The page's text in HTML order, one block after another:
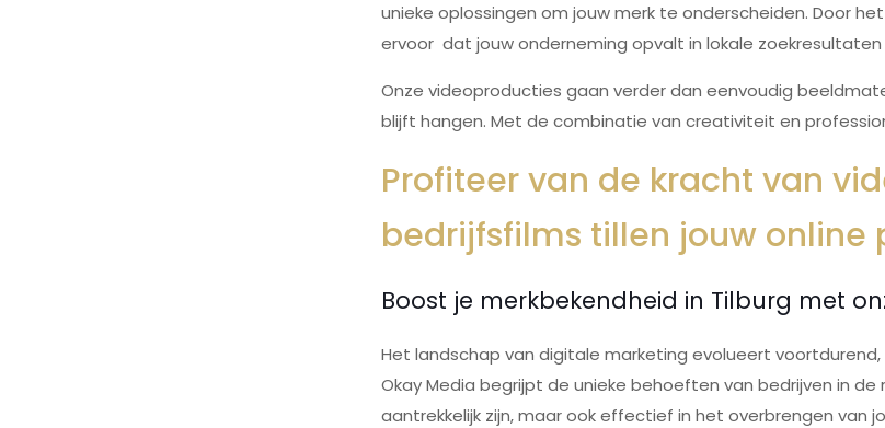
unieke oplossingen om jouw merk te onderscheiden. Door
ervoor dat jouw onderneming opvalt in lokale
Onze videoproducties gaan verder dan eenvoudig
blijft hangen. Met de combinatie van creativiteit en
Profiteer van de kracht van
bedrijfsfilms tillen jouw online
Boost je merkbekendheid in Tilburg met
Het landschap van digitale marketing evolueert
Okay Media begrijpt de unieke behoeften van bedrijven in
aantrekkelijk zijn, maar ook effectief in het overbrengen van